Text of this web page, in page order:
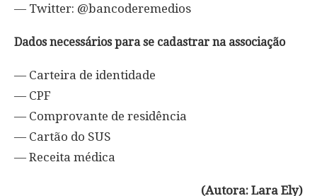
— Twitter: @bancoderemedios
Dados necessários para se cadastrar na associação
— Carteira de identidade
— CPF
— Comprovante de residência
— Cartão do SUS
— Receita médica
(Autora: Lara Ely)